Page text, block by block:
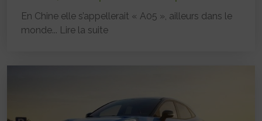
En Chine elle s’appellerait « A05 », ailleurs dans le
monde... Lire la suite